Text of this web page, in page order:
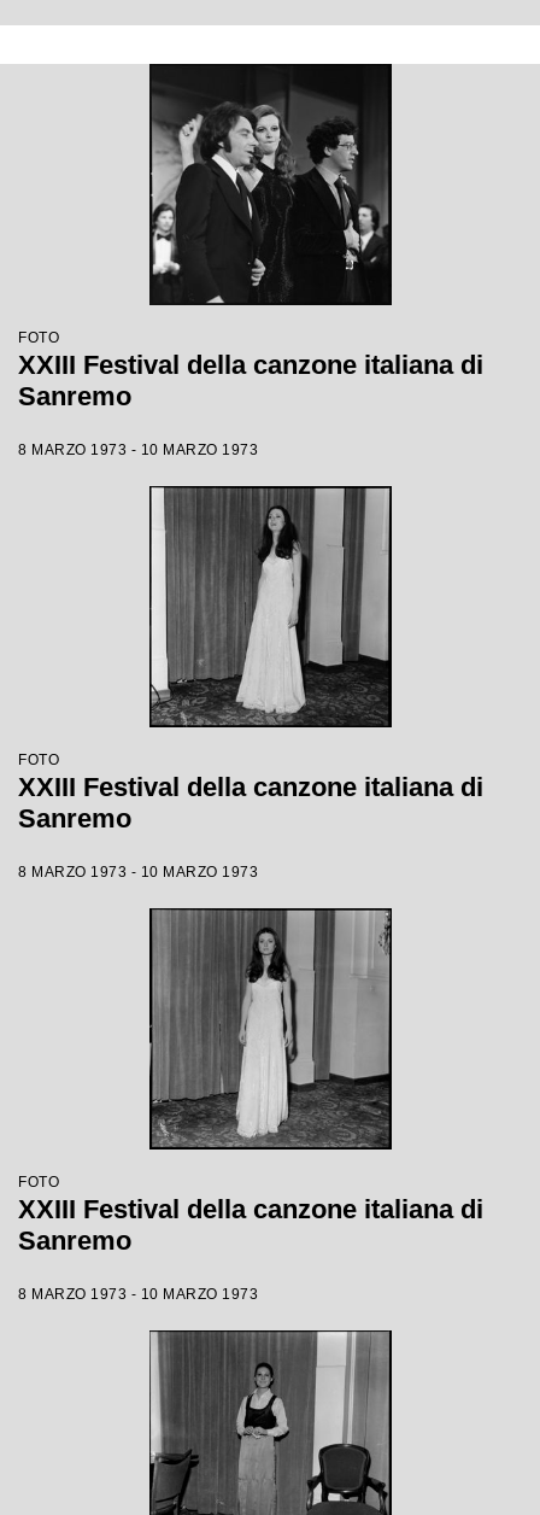
FOTO
XXIII Festival della canzone italiana di
Sanremo
8 MARZO 1973 - 10 MARZO 1973
FOTO
XXIII Festival della canzone italiana di
Sanremo
8 MARZO 1973 - 10 MARZO 1973
FOTO
XXIII Festival della canzone italiana di
Sanremo
8 MARZO 1973 - 10 MARZO 1973